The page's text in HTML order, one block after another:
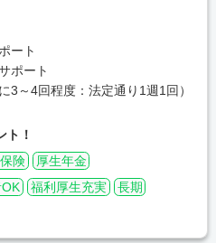
ート
ポート
3～4回程度：法定通り1週1回）
ト！
険
厚生年金
福利厚生充実
長期